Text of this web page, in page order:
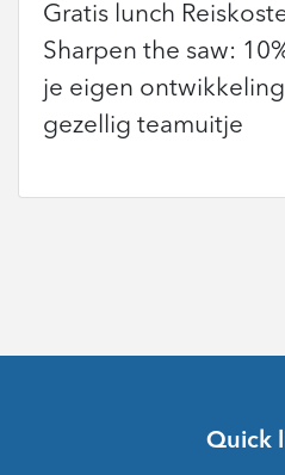
Gratis lunch
Sharpen the saw:
je eigen
gezellig teamuitje
Quick